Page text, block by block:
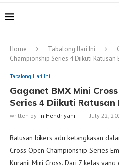
Home Tabalong Hari Ini
Championship Series 4 Diikuti Ratusan
Tabalong Hari Ini
Gaganet BMX Mini
Series 4 Diikuti Ratusan
written by Iin Hendriyani July 22,
Ratusan bikers adu ketangkasan
Cross Open Championship Series
Kuranji Mini Cross. Dari 7 kelas